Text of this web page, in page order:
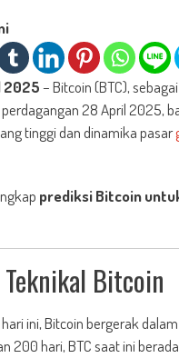
2025– Bitcoin (BTC),
28 April 2025,
tinggi dan dinamika pasar
prediksi Bitcoin
Bitcoin
ini, Bitcoin bergerak
200 hari, BTC saat ini